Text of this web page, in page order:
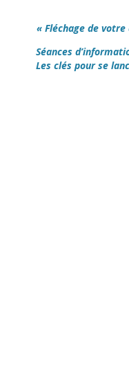
« Fléchage de
Séances
Les clés pour se